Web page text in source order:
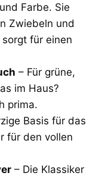
Farbe. Sie
Zwiebeln und
für einen
– Für grüne,
im Haus?
prima.
Basis für das
für den vollen
– Die Klassiker